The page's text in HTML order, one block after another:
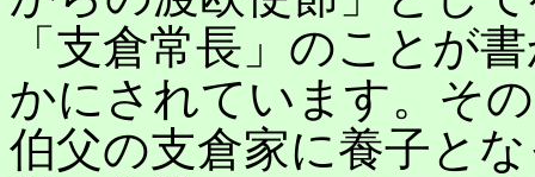
「支倉常長」のことが
かにされています。そ
伯父の支倉家に養子と